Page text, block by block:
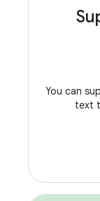
You can
text